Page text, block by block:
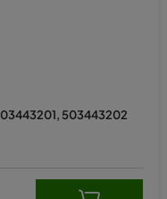
503443202